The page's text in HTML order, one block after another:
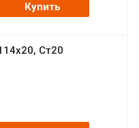
Купить
Ст20